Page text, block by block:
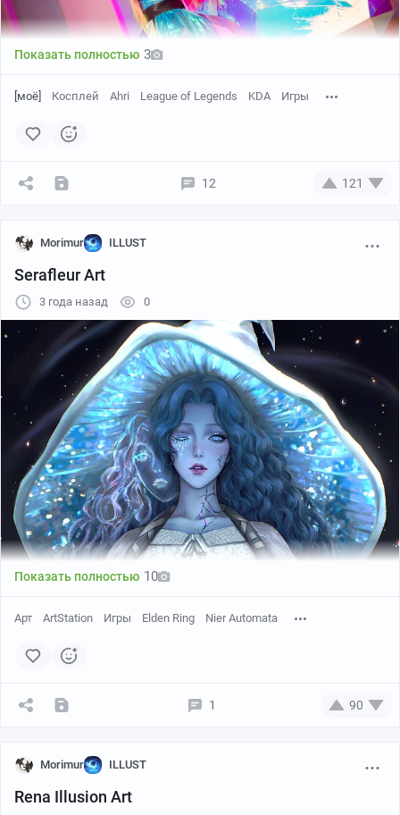
Показать полностью 3
[моё] Косплей Ahri League of Legends KDA Игры
12 121
Morimur ILLUST
Serafleur Art
3 года назад 0
Показать полностью 10
Арт ArtStation Игры Elden Ring Nier Automata
1 90
Morimur ILLUST
Rena Illusion Art